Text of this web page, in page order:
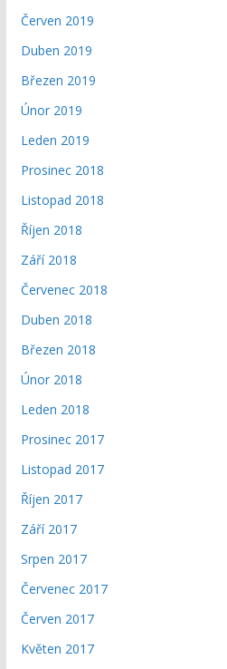
Červen 2019
Duben 2019
Březen 2019
Únor 2019
Leden 2019
Prosinec 2018
Listopad 2018
Říjen 2018
Září 2018
Červenec 2018
Duben 2018
Březen 2018
Únor 2018
Leden 2018
Prosinec 2017
Listopad 2017
Říjen 2017
Září 2017
Srpen 2017
Červenec 2017
Červen 2017
Květen 2017